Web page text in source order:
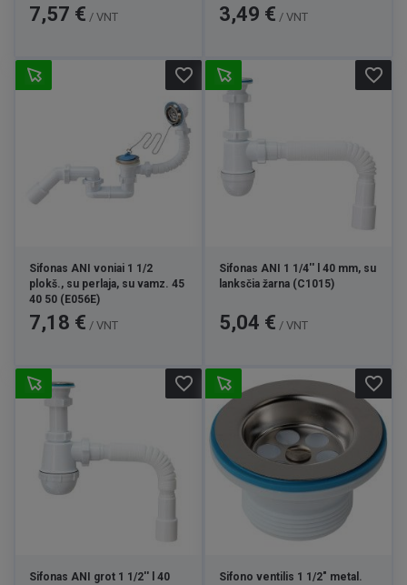
Kaina
7,57 € / VNT
Kaina
3,49 € / VNT
Sifonas ANI voniai 1 1/2
plokš., su perlaja, su vamz. 45
40 50 (E056E)
Kaina
7,18 € / VNT
favorite_border
Sifonas ANI 1 1/4'' l 40 mm, su
lanksčia žarna (C1015)
Kaina
5,04 € / VNT
favorite_border
Sifonas ANI grot 1 1/2'' l 40
favorite_border
Sifono ventilis 1 1/2" metal.
favorite_border